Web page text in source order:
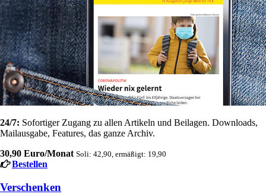
24/7: Sofortiger Zugang zu allen Artikeln und Beilagen. Downloads,
Mailausgabe, Features, das ganze Archiv.
30,90 Euro/Monat Soli: 42,90, ermäßigt: 19,90
Bestellen
Verschenken